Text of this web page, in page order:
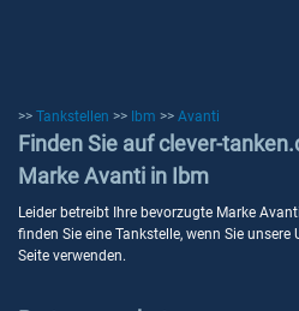
>> Tankstellen >> Ibm >> Avanti
Finden Sie auf clever-
Marke Avanti in Ibm
Leider betreibt Ihre bevorzugte Marke
finden Sie eine Tankstelle, wenn Sie
Seite verwenden.